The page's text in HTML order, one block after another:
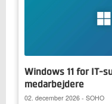
Windows 11 for IT-
medarbejdere
02. december 2026 - SOHO